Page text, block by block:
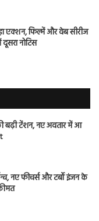
एक्शन, फिल्में और वेब सीरीज
दूसरा नोटिस
बढ़ी टेंशन, नए अवतार में आ
नए फीचर्स और टर्बो इंजन के